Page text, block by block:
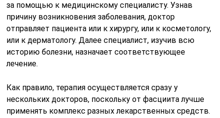
за помощью к медицинскому специалисту. Узнав
причину возникновения заболевания, доктор
отправляет пациента или к хирургу, или к косметологу,
или к дерматологу. Далее специалист, изучив всю
историю болезни, назначает соответствующее
лечение.
Как правило, терапия осуществляется сразу у
нескольких докторов, поскольку от фасциита лучше
применять комплекс разных лекарственных средств.